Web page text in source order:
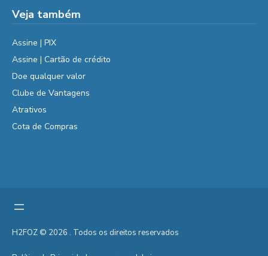
Veja também
Assine | PIX
Assine | Cartão de crédito
Doe qualquer valor
Clube de Vantagens
Atrativos
Cota de Compras
H2FOZ © 2026 . Todos os direitos reservados